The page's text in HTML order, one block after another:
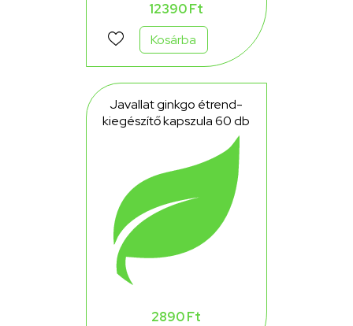
12390 Ft
Kosárba
Javallat ginkgo étrend-
kiegészítő kapszula 60 db
2890 Ft